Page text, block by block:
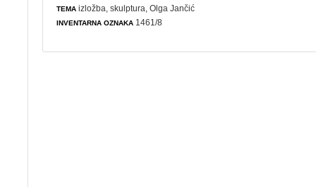
TEMA izložba ,skulptura , Olga Jančić
INVENTARNA OZNAKA 1461/8